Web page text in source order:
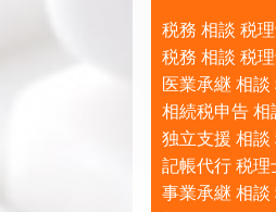
税務 相談 税
税務 相談 税
医業承継 相
相続税申告 相
独立支援 相談
記帳代行 税理
事業承継 相談